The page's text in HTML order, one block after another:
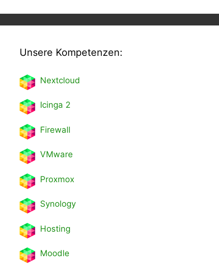
Unsere Kompetenzen:
Nextcloud
Icinga 2
Firewall
VMware
Proxmox
Synology
Hosting
Moodle